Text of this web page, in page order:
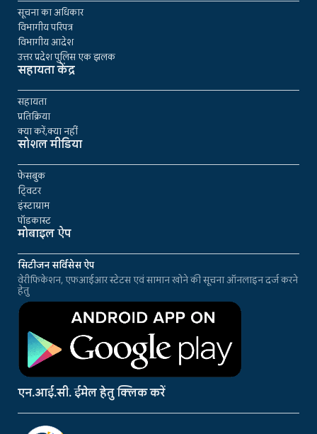
सूचना का अधिकार
विभागीय परिपत्र
विभागीय आदेश
उत्तर प्रदेश पुलिस एक झलक
सहायता केंद्र
सहायता
प्रतिक्रिया
क्या करें,क्या नहीं
सोशल मीडिया
फेसबुक
ट्विटर
इंस्टाग्राम
पॉडकास्ट
मोबाइल ऐप
सिटीजन सर्विसेस ऐप
वेरीफिकेशन, एफआईआर स्टेटस एवं सामान खोने की सूचना ऑनलाइन दर्ज करने
हेतु
एन.आई.सी. ईमेल हेतु क्लिक करें